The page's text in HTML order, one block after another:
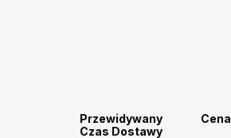
Przewidywany
Czas Dostawy
Cena